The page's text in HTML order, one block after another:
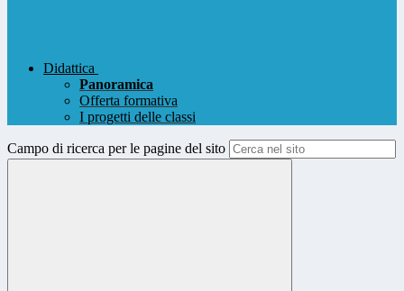
Didattica
Panoramica
Offerta formativa
I progetti delle classi
Campo di ricerca per le pagine del sito